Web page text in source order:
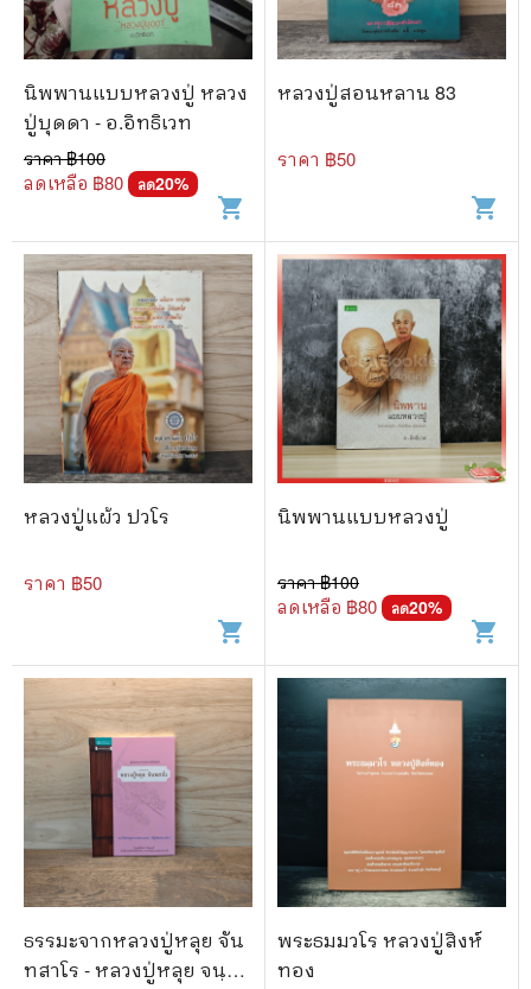
นิพพานแบบหลวงปู่ หลวง
ปู่บุดดา - อ.อิทธิเวท
ราคา ฿100
ลดเหลือ ฿80 ลด20%
shopping_cart
หลวงปู่สอนหลาน 83
ราคา ฿50
shopping_cart
หลวงปู่แผ้ว ปวโร
ราคา ฿50
shopping_cart
นิพพานแบบหลวงปู่
ราคา ฿100
ลดเหลือ ฿80 ลด20%
shopping_cart
ธรรมะจากหลวงปู่หลุย จัน
ทสาโร - หลวงปู่หลุย จนฺ
พระธมมวโร หลวงปู่สิงห์
ทอง